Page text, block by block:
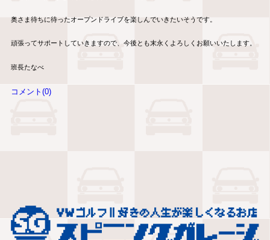
奥さま待ちに待ったオープンドライブを楽しんでいきたいそうです。
頑張ってサポートしていきますので、今後とも末永くよろしくお願いいたします。
班長たなべ
コメント(0)